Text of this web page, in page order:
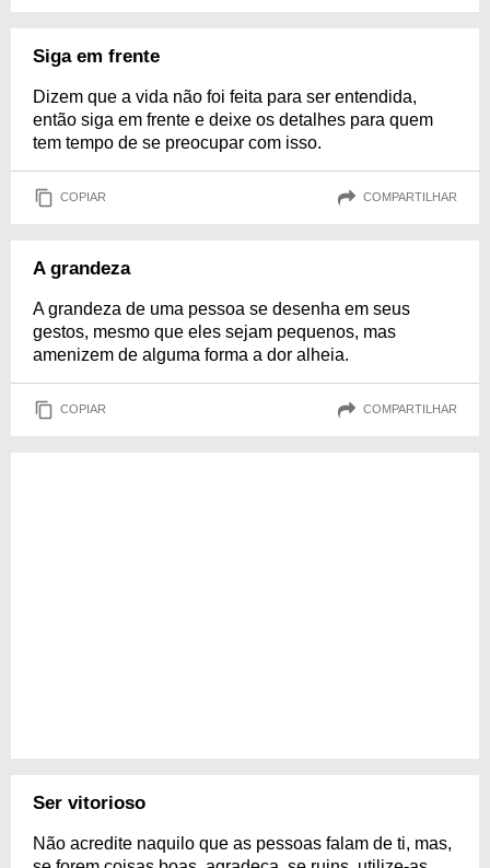
Siga em frente
Dizem que a vida não foi feita para ser entendida,
então siga em frente e deixe os detalhes para quem
tem tempo de se preocupar com isso.
COPIAR COMPARTILHAR
A grandeza
A grandeza de uma pessoa se desenha em seus
gestos, mesmo que eles sejam pequenos, mas
amenizem de alguma forma a dor alheia.
COPIAR COMPARTILHAR
Ser vitorioso
Não acredite naquilo que as pessoas falam de ti, mas,